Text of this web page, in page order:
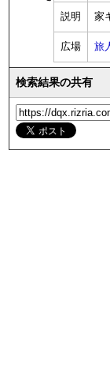
説明 家
広場 旅
検索結果の共有